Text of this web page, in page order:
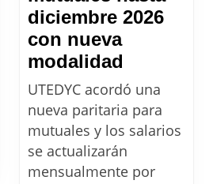
diciembre 2026
con nueva
modalidad
UTEDYC:
Se
definieron
los
aumentos
UTEDYC acordó una
nueva paritaria para
mutuales y los salarios
se actualizarán
mensualmente por